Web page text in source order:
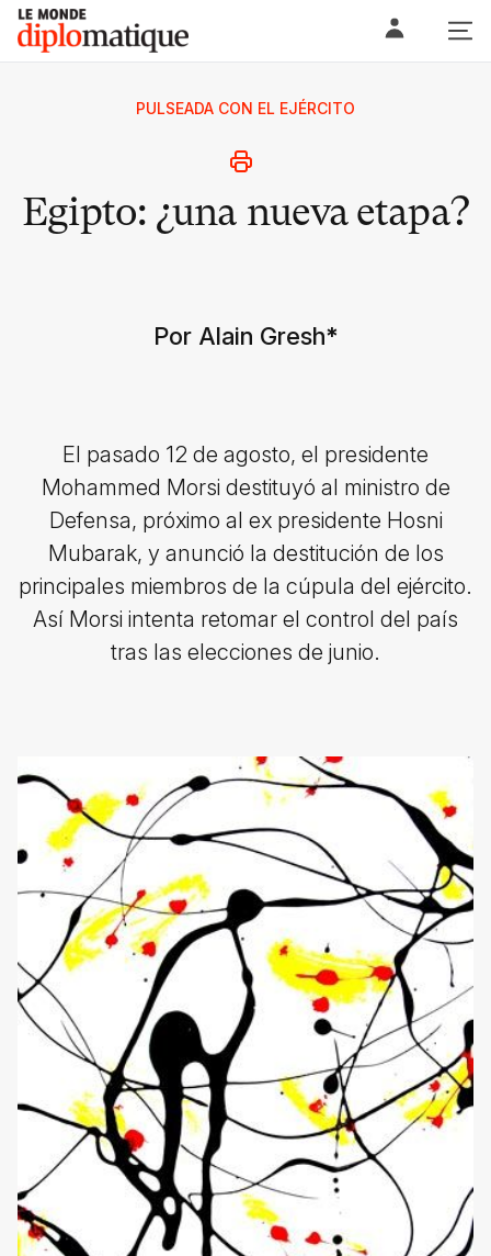
Skip
content
Le monde diplomatique
PULSEADA CON EL EJÉRCITO
Egipto: ¿una nueva etapa?
Por Alain Gresh*
El pasado 12 de agosto, el presidente
Mohammed Morsi destituyó al ministro de
Defensa, próximo al ex presidente Hosni
Mubarak, y anunció la destitución de los
principales miembros de la cúpula del ejército.
Así Morsi intenta retomar el control del país
tras las elecciones de junio.